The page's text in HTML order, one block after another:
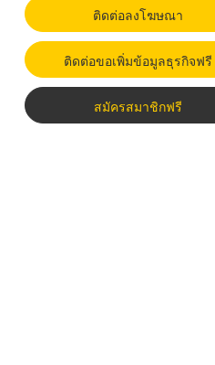
ติดต่อลงโฆษณา
ติดต่อขอเพิ่มข้อมูลธุรกิจฟรี
สมัครสมาชิกฟรี